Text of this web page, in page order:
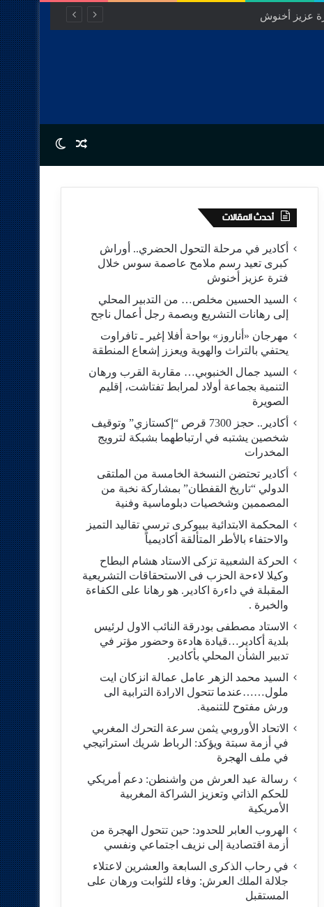
Random Article
Switch skin
أحدث المقالات
أكادير في مرحلة التحول الحضري.. أوراش
كبرى تعيد رسم ملامح عاصمة سوس خلال
فترة عزيز أخنوش
السيد الحسين مخلص… من التدبير المحلي
إلى رهانات التشريع وبصمة رجل أعمال ناجح
مهرجان «أناروز» بواحة أفلا إغير ـ تافراوت
يحتفي بالتراث والهوية ويعزز إشعاع المنطقة
السيد جمال الخنبوبي… مقاربة القرب ورهان
التنمية بجماعة أولاد لمرابط تفتاشت، إقليم
الصويرة
أكادير.. حجز 7300 قرص “إكستازي” وتوقيف
شخصين يشتبه في ارتباطهما بشبكة لترويج
المخدرات
أكادير تحتضن النسخة الخامسة من الملتقى
الدولي “تاريخ القفطان” بمشاركة نخبة من
المصممين وشخصيات دبلوماسية وفنية
المحكمة الابتدائية ببيوكرى ترسي تقاليد التميز
والاحتفاء بالأطر المتألقة أكاديمياً
الحركة الشعبية تزكى الاستاد هشام البطاح
وكيلا لاءحة الحزب فى الاستحقاقات التشريعية
المقبلة في داءرة اكادير. هو رهانا على الكفاءة
والخبرة .
الاستاد مصطفى بودرقة النائب الاول لرئيس
بلدية أكادير…قيادة هادءة وحضور مؤتر في
تدبير الشأن المحلي بأكادير.
السيد محمد الزهر عامل عمالة انزكان ايت
ملول……عندما تتحول الارادة الترابية الى
ورش مفتوح للتنمية.
الاتحاد الأوروبي يثمن سرعة التحرك المغربي
في أزمة سبتة ويؤكد: الرباط شريك استراتيجي
في ملف الهجرة
رسالة عيد العرش من واشنطن: دعم أمريكي
للحكم الذاتي وتعزيز الشراكة المغربية
الأمريكية
​الهروب العابر للحدود: حين تتحول الهجرة من
أزمة اقتصادية إلى نزيف اجتماعي ونفسي
في رحاب الذكرى السابعة والعشرين لاعتلاء
جلالة الملك العرش: وفاء للثوابت ورهان على
المستقبل